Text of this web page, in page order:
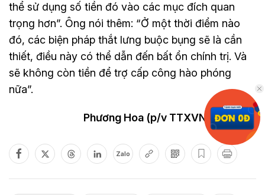
thể sử dụng số tiền đó vào các mục đích quan
trọng hơn”. Ông nói thêm: “Ở một thời điểm nào
đó, các biện pháp thắt lưng buộc bụng sẽ là cần
thiết, điều này có thể dẫn đến bất ổn chính trị. Và
sẽ không còn tiền để trợ cấp công hào phóng
nữa”.
Phương Hoa (p/v TTXVN tại Berlin)
Zalo